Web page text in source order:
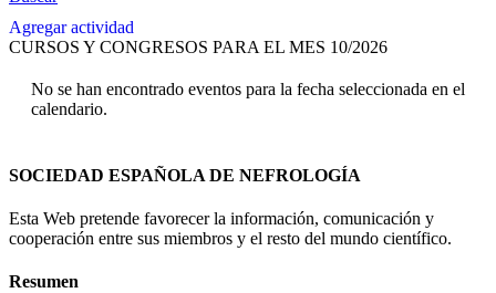
Agregar actividad
CURSOS Y CONGRESOS PARA EL MES 10/2026
No se han encontrado eventos para la fecha seleccionada en el
calendario.
SOCIEDAD ESPAÑOLA DE NEFROLOGÍA
Esta Web pretende favorecer la información, comunicación y
cooperación entre sus miembros y el resto del mundo científico.
Resumen